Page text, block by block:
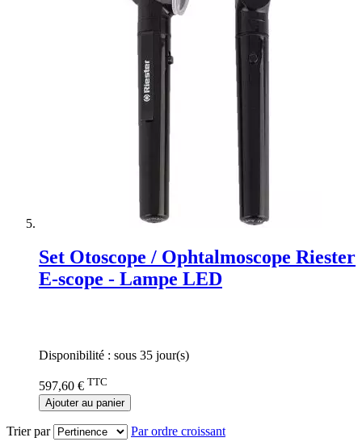
Set Otoscope / Ophtalmoscope Riester
E-scope - Lampe LED
Disponibilité : sous 35 jour(s)
597,60 € TTC
Ajouter au panier
Trier par Par ordre croissant